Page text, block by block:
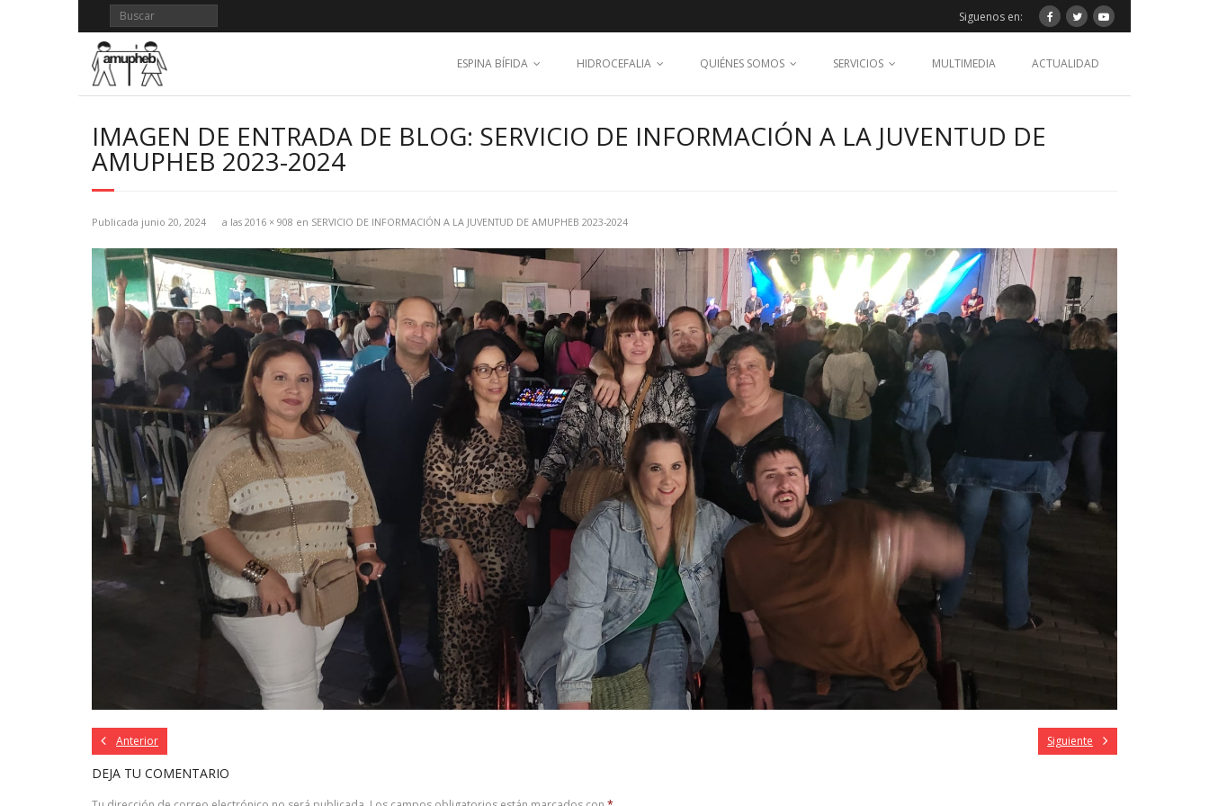
contenido
Siguenos en:
ESPINA BÍFIDA HIDROCEFALIA QUIÉNES SOMOS SERVICIOS MULTIMEDIA ACTUALIDAD
IMAGEN DE ENTRADA DE BLOG: SERVICIO DE INFORMACIÓN A LA JUVENTUD DE
AMUPHEB 2023-2024
Publicada junio 20, 2024 a las 2016 × 908 en SERVICIO DE INFORMACIÓN A LA JUVENTUD DE AMUPHEB 2023-2024
Anterior Siguiente
DEJA TU COMENTARIO